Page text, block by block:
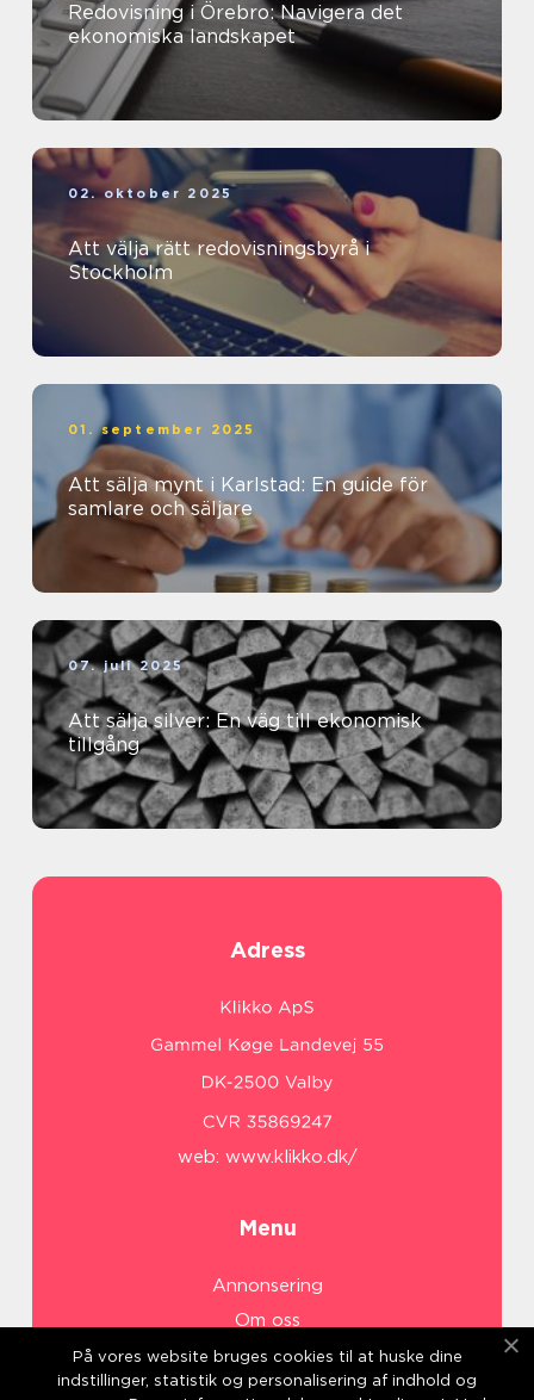
Redovisning i Örebro: Navigera det
ekonomiska landskapet
02. oktober 2025
Att välja rätt redovisningsbyrå i
Stockholm
01. september 2025
Att sälja mynt i Karlstad: En guide för
samlare och säljare
07. juli 2025
Att sälja silver: En väg till ekonomisk
tillgång
Adress
web: www.klikko.dk/
Menu
Annonsering
Om oss
Cookies
Kontakta oss
På vores website bruges cookies til at huske dine
indstillinger, statistik og personalisering af indhold og